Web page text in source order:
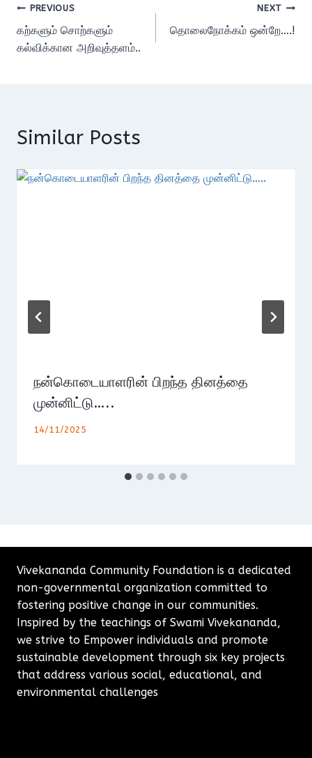
Post
navigation
PREVIOUS
கற்களும் சொற்களும்
கல்விக்கான அறிவுத்தளம்..
NEXT
தொலைநோக்கம் ஒன்றே….!
Similar Posts
நன்கொடையாளரின் பிறந்த தினத்தை
முன்னிட்டு…..
14/11/2025
Vivekananda Community Foundation is a dedicated
non-governmental organization committed to
fostering positive change in our communities.
Inspired by the teachings of Swami Vivekananda,
we strive to Empower individuals and promote
sustainable development through six key projects
that address various social, educational, and
environmental challenges